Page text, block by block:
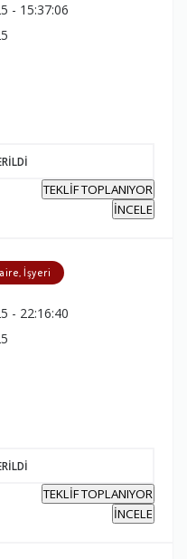
- 15:37:06
TEKLİF TOPLANIYOR
İNCELE
İşyeri
- 22:16:40
TEKLİF TOPLANIYOR
İNCELE